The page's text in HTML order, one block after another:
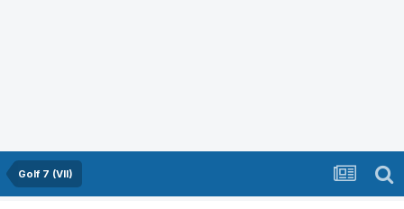
Golf 7 (VII)